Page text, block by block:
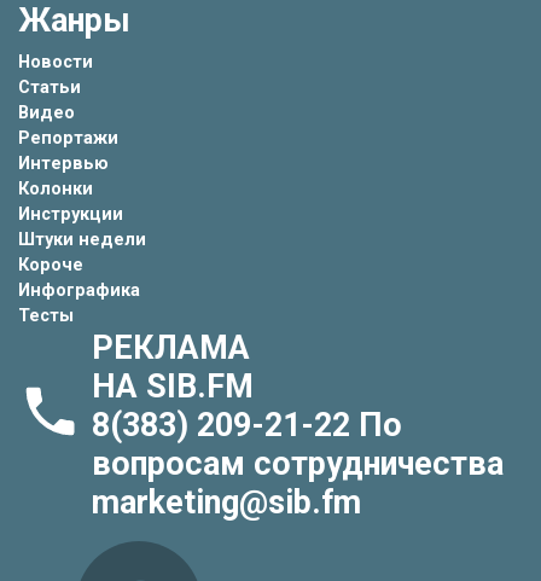
Жанры
Новости
Статьи
Видео
Репортажи
Интервью
Колонки
Инструкции
Штуки недели
Короче
Инфографика
Тесты
РЕКЛАМА
НА SIB.FM
8(383) 209-21-22 По
вопросам сотрудничества
marketing@sib.fm